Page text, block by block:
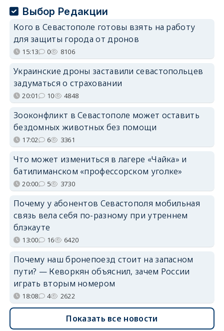
Выбор Редакции
Кого в Севастополе готовы взять на работу
для защиты города от дронов
15:13 0 8106
Украинские дроны заставили севастопольцев
задуматься о страховании
20:01 10 4848
Зооконфликт в Севастополе может оставить
бездомных животных без помощи
17:02 6 3361
Что может измениться в лагере «Чайка» и
батилиманском «профессорском уголке»
20:00 5 3730
Почему у абонентов Севастополя мобильная
связь вела себя по-разному при утреннем
блэкауте
13:00 16 6420
Почему наш бронепоезд стоит на запасном
пути? — Кеворкян объяснил, зачем России
играть вторым номером
18:08 4 2622
Показать все новости